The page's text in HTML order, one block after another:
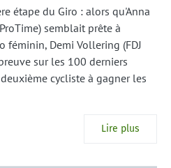
étape du Giro : alors qu'Anna
semblait prête à
féminin, Demi Vollering (FDJ
sur les 100 derniers
cycliste à gagner les
Lire plus